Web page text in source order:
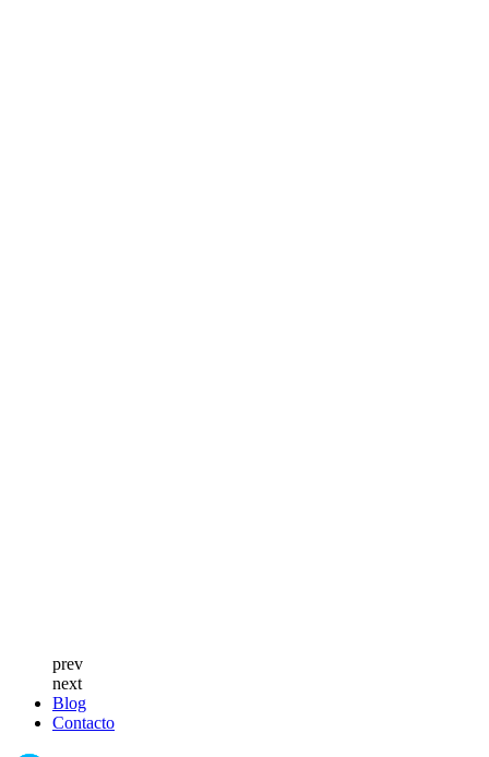
prev
next
Blog
Contacto